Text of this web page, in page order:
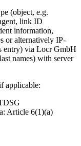
(object, e.g.
link ID
information,
or alternatively IP-
entry) via Locr GmbH
names) with server
applicable:
Article 6(1)(a)